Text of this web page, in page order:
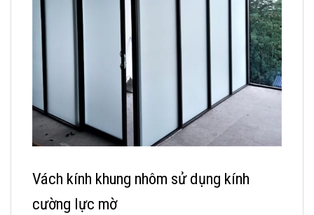
Vách kính khung nhôm sử dụng kính
cường lực mờ